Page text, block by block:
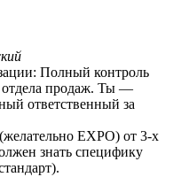
Полный контроль
отдела продаж. Ты —
ответственный за
EXPO) от 3-х
знать специфику